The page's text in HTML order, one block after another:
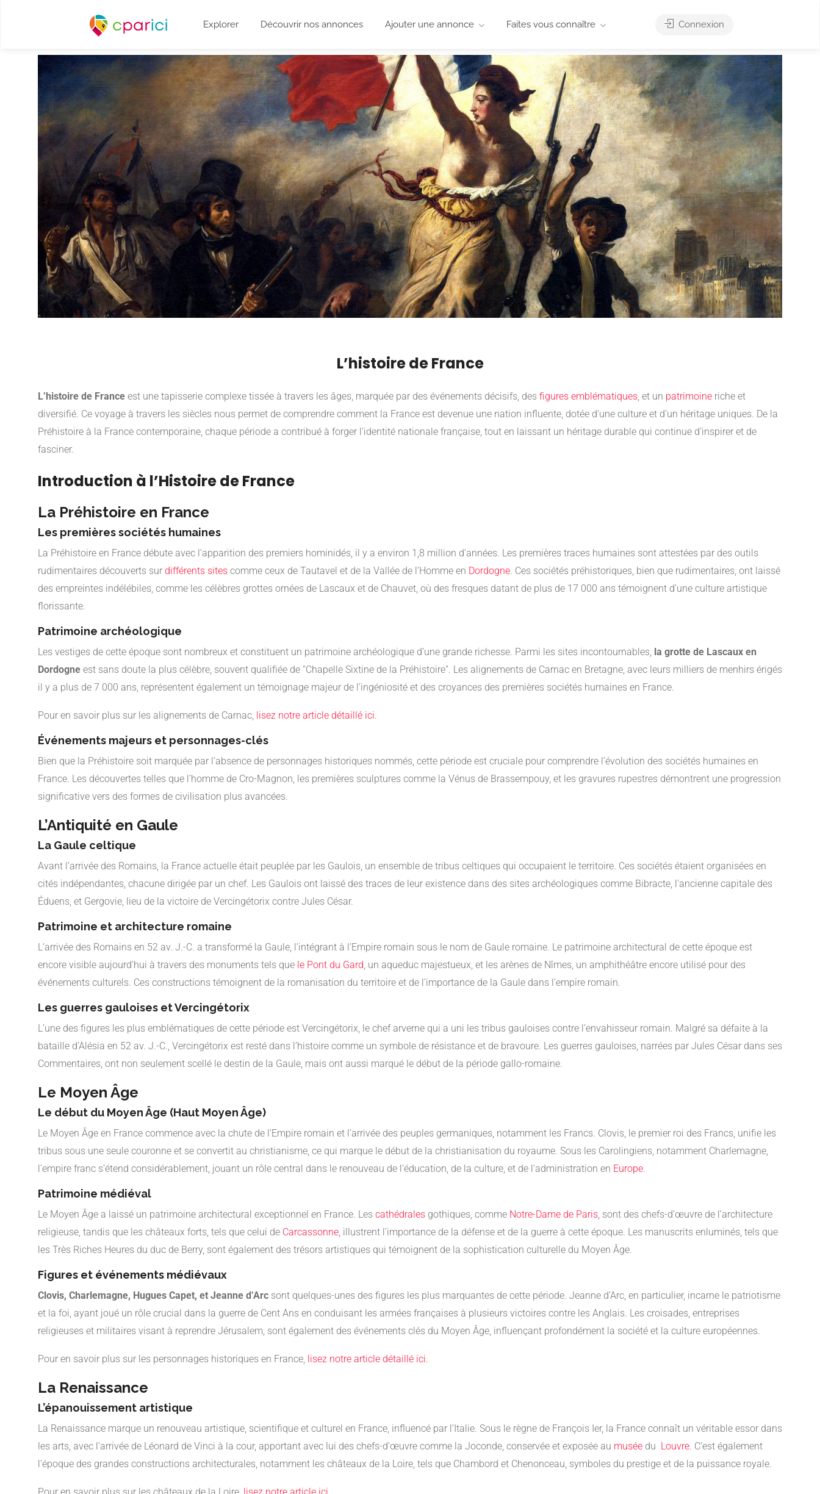
Explorer Découvrir nos annonces Ajouter une annonce Faites vous connaître Connexion
L’histoire de France
L’histoire de France est une tapisserie complexe tissée à travers les âges, marquée par des événements décisifs, des figures emblématiques, et un patrimoine riche et
diversifié. Ce voyage à travers les siècles nous permet de comprendre comment la France est devenue une nation influente, dotée d’une culture et d’un héritage uniques. De la
Préhistoire à la France contemporaine, chaque période a contribué à forger l’identité nationale française, tout en laissant un héritage durable qui continue d’inspirer et de
fasciner.
Introduction à l’Histoire de France
La Préhistoire en France
Les premières sociétés humaines
La Préhistoire en France débute avec l’apparition des premiers hominidés, il y a environ 1,8 million d’années. Les premières traces humaines sont attestées par des outils
rudimentaires découverts sur différents sites comme ceux de Tautavel et de la Vallée de l’Homme en Dordogne. Ces sociétés préhistoriques, bien que rudimentaires, ont laissé
des empreintes indélébiles, comme les célèbres grottes ornées de Lascaux et de Chauvet, où des fresques datant de plus de 17 000 ans témoignent d’une culture artistique
florissante.
Patrimoine archéologique
Les vestiges de cette époque sont nombreux et constituent un patrimoine archéologique d’une grande richesse. Parmi les sites incontournables, la grotte de Lascaux en
Dordogne est sans doute la plus célèbre, souvent qualifiée de “Chapelle Sixtine de la Préhistoire”. Les alignements de Carnac en Bretagne, avec leurs milliers de menhirs érigés
il y a plus de 7 000 ans, représentent également un témoignage majeur de l’ingéniosité et des croyances des premières sociétés humaines en France.
Pour en savoir plus sur les alignements de Carnac, lisez notre article détaillé ici.
Événements majeurs et personnages-clés
Bien que la Préhistoire soit marquée par l’absence de personnages historiques nommés, cette période est cruciale pour comprendre l’évolution des sociétés humaines en
France. Les découvertes telles que l’homme de Cro-Magnon, les premières sculptures comme la Vénus de Brassempouy, et les gravures rupestres démontrent une progression
significative vers des formes de civilisation plus avancées.
L’Antiquité en Gaule
La Gaule celtique
Avant l’arrivée des Romains, la France actuelle était peuplée par les Gaulois, un ensemble de tribus celtiques qui occupaient le territoire. Ces sociétés étaient organisées en
cités indépendantes, chacune dirigée par un chef. Les Gaulois ont laissé des traces de leur existence dans des sites archéologiques comme Bibracte, l’ancienne capitale des
Éduens, et Gergovie, lieu de la victoire de Vercingétorix contre Jules César.
Patrimoine et architecture romaine
L’arrivée des Romains en 52 av. J.-C. a transformé la Gaule, l’intégrant à l’Empire romain sous le nom de Gaule romaine. Le patrimoine architectural de cette époque est
encore visible aujourd’hui à travers des monuments tels que le Pont du Gard, un aqueduc majestueux, et les arènes de Nîmes, un amphithéâtre encore utilisé pour des
événements culturels. Ces constructions témoignent de la romanisation du territoire et de l’importance de la Gaule dans l’empire romain.
Les guerres gauloises et Vercingétorix
L’une des figures les plus emblématiques de cette période est Vercingétorix, le chef arverne qui a uni les tribus gauloises contre l’envahisseur romain. Malgré sa défaite à la
bataille d’Alésia en 52 av. J.-C., Vercingétorix est resté dans l’histoire comme un symbole de résistance et de bravoure. Les guerres gauloises, narrées par Jules César dans ses
Commentaires, ont non seulement scellé le destin de la Gaule, mais ont aussi marqué le début de la période gallo-romaine.
Le Moyen Âge
Le début du Moyen Âge (Haut Moyen Âge)
Le Moyen Âge en France commence avec la chute de l’Empire romain et l’arrivée des peuples germaniques, notamment les Francs. Clovis, le premier roi des Francs, unifie les
tribus sous une seule couronne et se convertit au christianisme, ce qui marque le début de la christianisation du royaume. Sous les Carolingiens, notamment Charlemagne,
l’empire franc s’étend considérablement, jouant un rôle central dans le renouveau de l’éducation, de la culture, et de l’administration en Europe.
Patrimoine médiéval
Le Moyen Âge a laissé un patrimoine architectural exceptionnel en France. Les cathédrales gothiques, comme Notre-Dame de Paris, sont des chefs-d’œuvre de l’architecture
religieuse, tandis que les châteaux forts, tels que celui de Carcassonne, illustrent l’importance de la défense et de la guerre à cette époque. Les manuscrits enluminés, tels que
les Très Riches Heures du duc de Berry, sont également des trésors artistiques qui témoignent de la sophistication culturelle du Moyen Âge.
Figures et événements médiévaux
Clovis, Charlemagne, Hugues Capet, et Jeanne d’Arc sont quelques-unes des figures les plus marquantes de cette période. Jeanne d’Arc, en particulier, incarne le patriotisme
et la foi, ayant joué un rôle crucial dans la guerre de Cent Ans en conduisant les armées françaises à plusieurs victoires contre les Anglais. Les croisades, entreprises
religieuses et militaires visant à reprendre Jérusalem, sont également des événements clés du Moyen Âge, influençant profondément la société et la culture européennes.
Pour en savoir plus sur les personnages historiques en France, lisez notre article détaillé ici.
La Renaissance
L’épanouissement artistique
La Renaissance marque un renouveau artistique, scientifique et culturel en France, influencé par l’Italie. Sous le règne de François Ier, la France connaît un véritable essor dans
les arts, avec l’arrivée de Léonard de Vinci à la cour, apportant avec lui des chefs-d’œuvre comme la Joconde, conservée et exposée au musée du Louvre. C’est également
l’époque des grandes constructions architecturales, notamment les châteaux de la Loire, tels que Chambord et Chenonceau, symboles du prestige et de la puissance royale.